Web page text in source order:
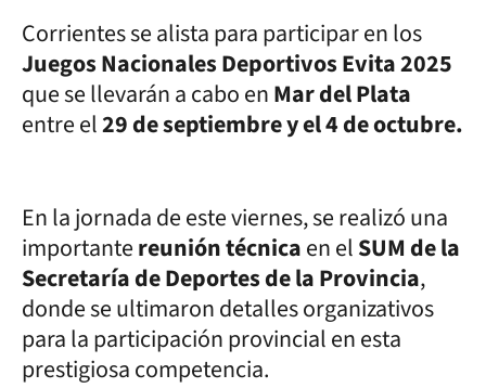
Corrientes se alista para participar en los
Juegos Nacionales Deportivos Evita 2025
que se llevarán a cabo enMar del Plata
entre el29 de septiembre y el 4 de octubre.
En la jornada de este viernes, se realizó una
importantereunión técnicaen elSUM de la
Secretaría de Deportes de la Provincia,
donde se ultimaron detalles organizativos
para la participación provincial en esta
prestigiosa competencia.